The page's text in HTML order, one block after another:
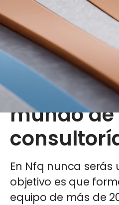
Mucho
una beca:
de tu
mundo
En Nfq nunca serás
objetivo es que
equipo de más de